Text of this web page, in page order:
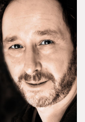
Mittwoch 19 Aug. 2026